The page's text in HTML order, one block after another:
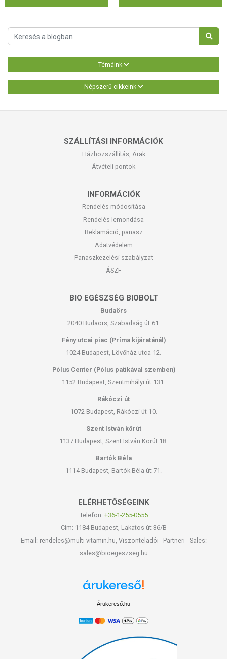
Témáink
Népszerű cikkeink
SZÁLLÍTÁSI INFORMÁCIÓK
Házhozszállítás, Árak
Átvételi pontok
INFORMÁCIÓK
Rendelés módosítása
Rendelés lemondása
Reklamáció, panasz
Adatvédelem
Panaszkezelési szabályzat
ÁSZF
BIO EGÉSZSÉG BIOBOLT
Budaörs
2040 Budaörs, Szabadság út 61.
Fény utcai piac (Príma kijáratánál)
1024 Budapest, Lövőház utca 12.
Pólus Center (Pólus patikával szemben)
1152 Budapest, Szentmihályi út 131.
Rákóczi út
1072 Budapest, Rákóczi út 10.
Szent István körút
1137 Budapest, Szent István Körút 18.
Bartók Béla
1114 Budapest, Bartók Béla út 71.
ELÉRHETŐSÉGEINK
Telefon: +36-1-255-0555
Cím: 1184 Budapest, Lakatos út 36/B
Email: rendeles@multi-vitamin.hu, Viszonteladói - Partneri - Sales:
sales@bioegeszseg.hu
Árukereső.hu